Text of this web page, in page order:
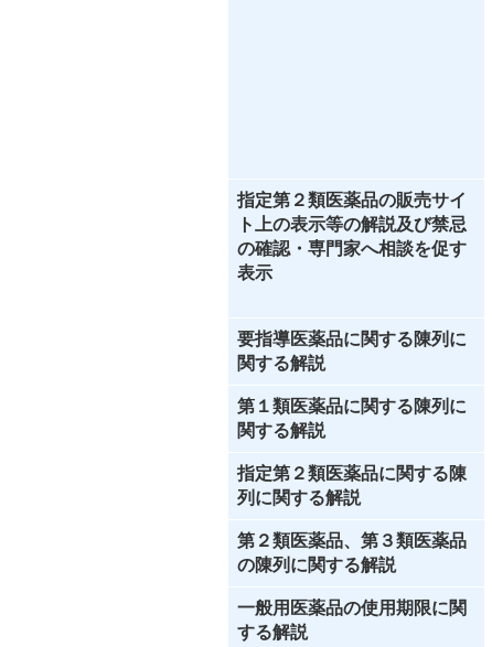
指定第２類医薬品の販売サイ
ト上の表示等の解説及び禁忌
の確認・専門家へ相談を促す
表示
要指導医薬品に関する陳列に
関する解説
第１類医薬品に関する陳列に
関する解説
指定第２類医薬品に関する陳
列に関する解説
第２類医薬品、第３類医薬品
の陳列に関する解説
一般用医薬品の使用期限に関
する解説